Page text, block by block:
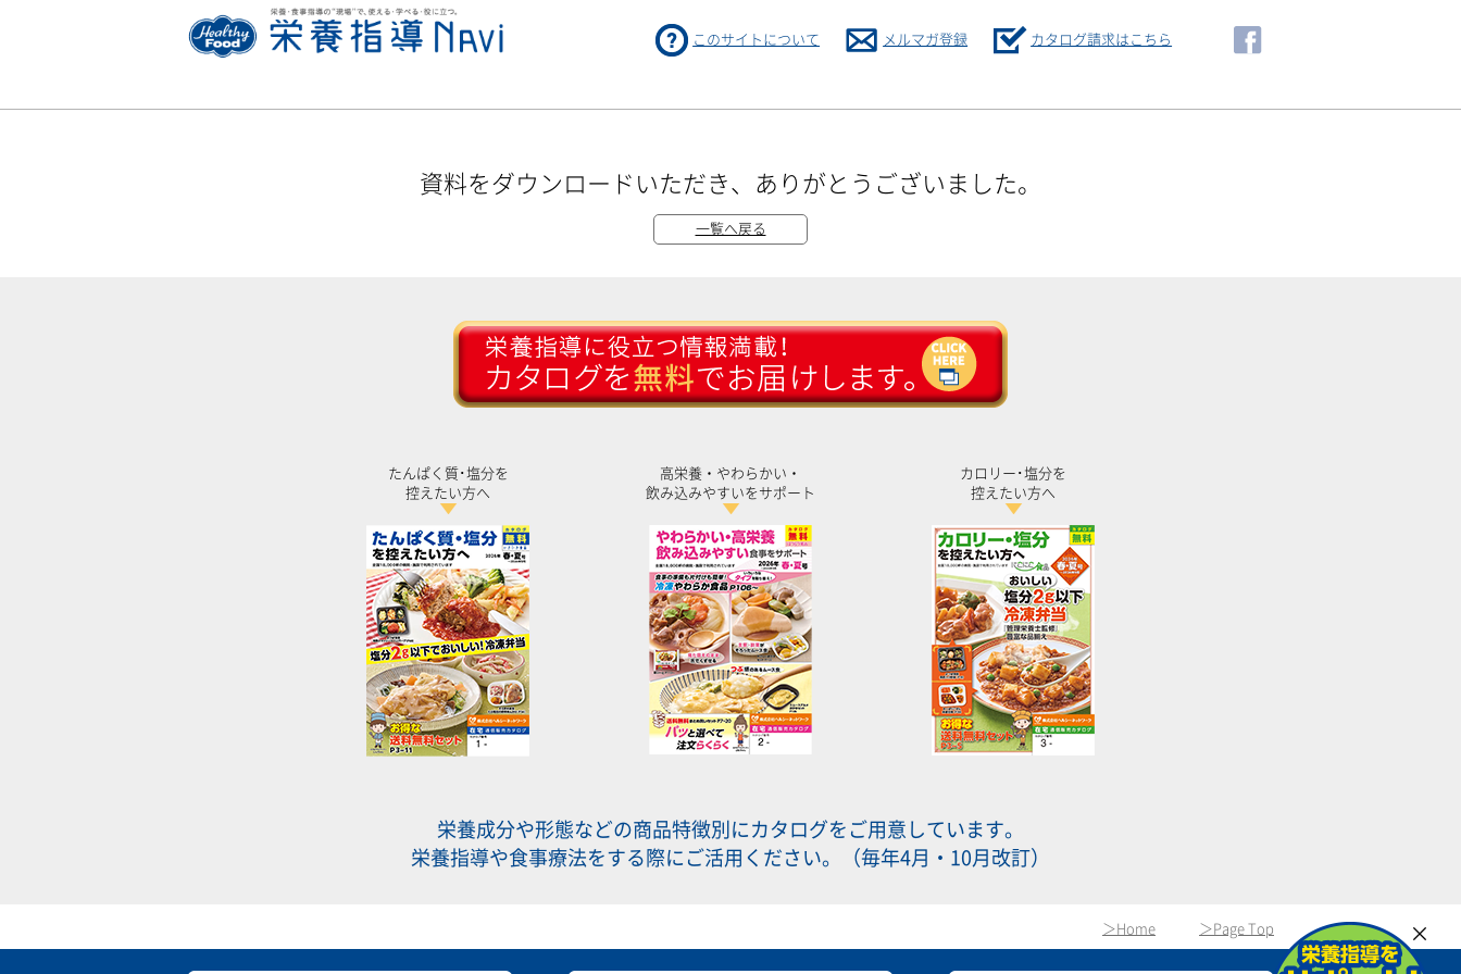
このサイトについて メルマガ登録 カタログ請求はこちら
資料をダウンロードいただき、ありがとうございました。
一覧へ戻る
たんぱく質･塩分を
控えたい方へ
高栄養・やわらかい・
飲み込みやすいをサポート
カロリー･塩分を
控えたい方へ
栄養成分や形態などの商品特徴別にカタログをご用意しています。
栄養指導や食事療法をする際にご活用ください。（毎年4月・10月改訂）
＞Page Top
＞Home